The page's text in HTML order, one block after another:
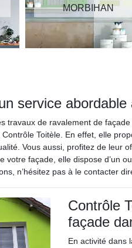
MORBIHAN
service
travaux de ravalement de
Toitèle. En effet, elle
Vous aussi, profitez de leur
votre façade, elle dispose d’un
n’hésitez pas à le contacter
Contrôle
façade
En activité dans